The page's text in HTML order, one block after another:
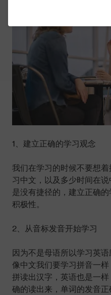
1、建立正确的学习观念
我们在学习的时候不要想
习中文，以及多少时间在
是没有捷径的，建立正确
积极性。
2、从音标发音开始学习
因为不是母语所以学习英
像中文我们要学习拼音一
拼读出汉字，英语也是一
确的读出来，单词的发音